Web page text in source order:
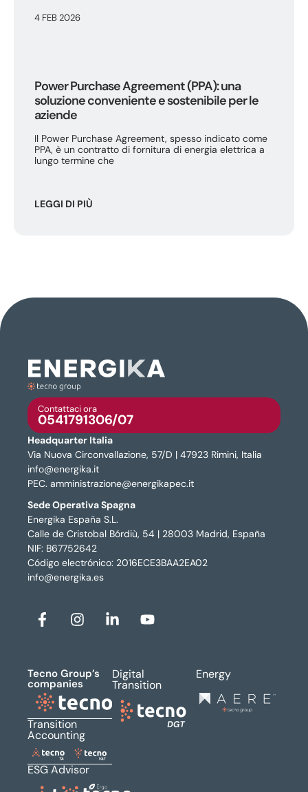
4 FEB 2026
Power Purchase Agreement (PPA): una
soluzione conveniente e sostenibile per le
aziende
Il Power Purchase Agreement, spesso indicato come
PPA, è un contratto di fornitura di energia elettrica a
lungo termine che
LEGGI DI PIÙ
Contattaci ora
0541791306/07
Headquarter Italia
Via Nuova Circonvallazione, 57/D | 47923 Rimini, Italia
info@energika.it
PEC. amministrazione@energikapec.it
Sede Operativa Spagna
Energika España S.L.
Calle de Cristobal Bórdiù, 54 | 28003 Madrid, España
NIF: B67752642
Código electrónico: 2016ECE3BAA2EA02
info@energika.es
Tecno Group’s
companies
Transition
Accounting
ESG Advisor
Digital
Transition
Energy